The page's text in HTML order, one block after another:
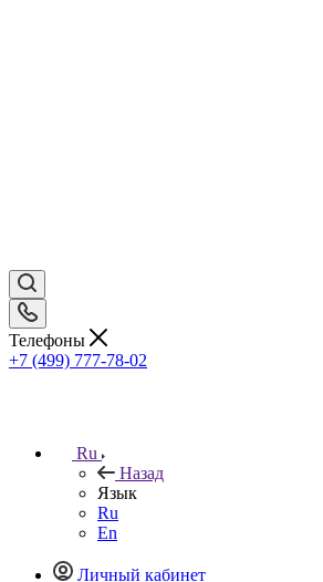
Телефоны
+7 (499) 777-78-02
Ru
Назад
Язык
Ru
En
Личный кабинет